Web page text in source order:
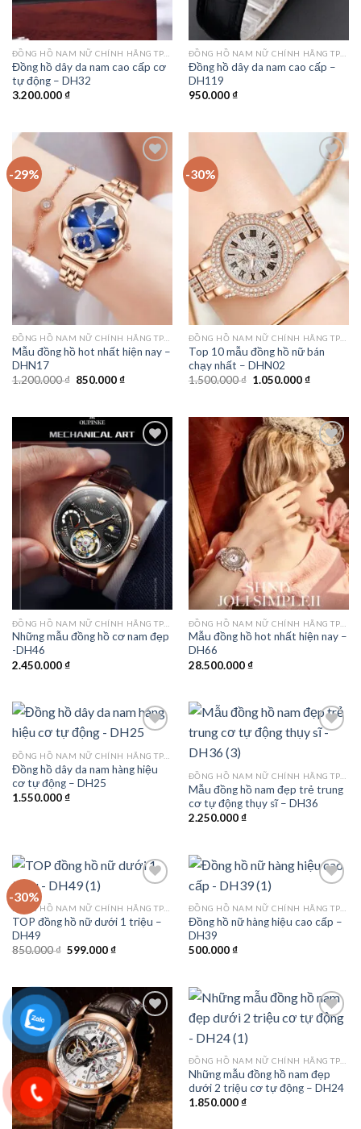
Đồng hồ dây da nam cao cấp cơ
tự động – DH32
3.200.000₫
Đồng hồ dây da nam cao cấp –
DH119
950.000₫
-29%
Add to
ĐỒNG HỒ NAM NỮ CHÍNH HÃNG TPHCM
Mẫu đồng hồ hot nhất hiện nay –
DHN17
1.200.000₫ Giá
850.000₫Giá
850.000 ₫.
-30%
Add to
wishlist
ĐỒNG HỒ NAM NỮ CHÍNH HÃNG TPHCM
Top 10 mẫu đồng hồ nữ bán
chạy nhất – DHN02
1.500.000₫ Giá
1.050.000₫Giá
1.050.000
Add to
wishlist
Những mẫu đồng hồ cơ nam đẹp
-DH46
2.450.000₫
Add to
wishlist
Mẫu đồng hồ hot nhất hiện nay –
DH66
28.500.000₫
Add to
Đồng hồ dây da nam hàng hiệu
cơ tự động – DH25
1.550.000₫
Add to
wishlist
Mẫu đồng hồ nam đẹp trẻ trung
cơ tự động thụy sĩ – DH36
2.250.000₫
-30%
Add to
TOP đồng hồ nữ dưới 1 triệu –
DH49
850.000₫ Giá
599.000₫Giá
599.000 ₫.
Add to
Đồng hồ nữ hàng hiệu cao cấp –
DH39
500.000₫
Add to
wishlist
Add to
wishlist
Những mẫu đồng hồ nam đẹp
dưới 2 triệu cơ tự động – DH24
1.850.000₫